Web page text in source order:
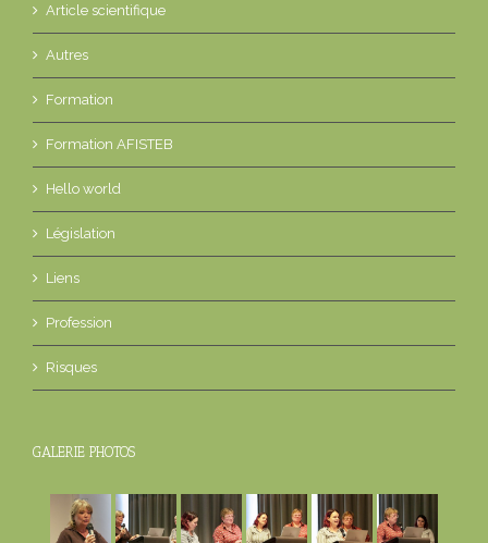
Article scientifique
Autres
Formation
Formation AFISTEB
Hello world
Législation
Liens
Profession
Risques
GALERIE PHOTOS